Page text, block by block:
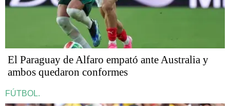
El Paraguay de Alfaro empató ante Australia y
ambos quedaron conformes
FÚTBOL.